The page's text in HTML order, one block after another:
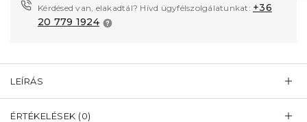
Kérdésed van, elakadtál? Hívd ügyfélszolgálatunkat: +36
20 779 1924
LEÍRÁS
ÉRTÉKELÉSEK (0)